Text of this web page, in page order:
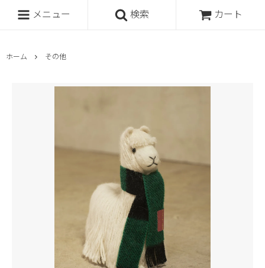
メニュー 検索 カート
ホーム その他